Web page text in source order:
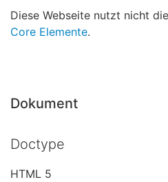
Diese Webseite nutzt nicht
Core Elemente.
Dokument
Doctype
HTML 5